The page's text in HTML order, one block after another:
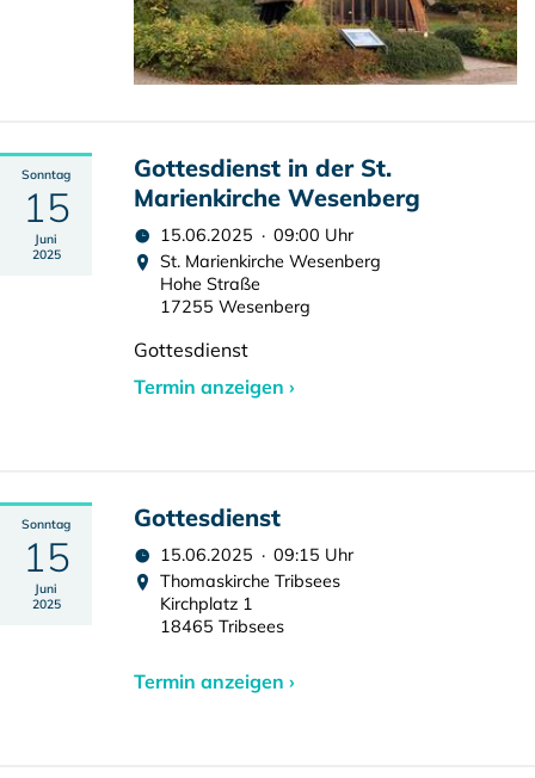
Sonntag
15
Juni
2025
Gottesdienst in der St.
Marienkirche Wesenberg
15.06.2025 · 09:00 Uhr
St. Marienkirche Wesenberg
Hohe Straße
17255 Wesenberg
Gottesdienst
Termin anzeigen ›
Sonntag
15
Juni
2025
Gottesdienst
15.06.2025 · 09:15 Uhr
Thomaskirche Tribsees
Kirchplatz 1
18465 Tribsees
Termin anzeigen ›